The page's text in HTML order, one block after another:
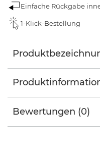
Einfache Rückgabe
1-Klick-Bestellung
Bewertungen (0)